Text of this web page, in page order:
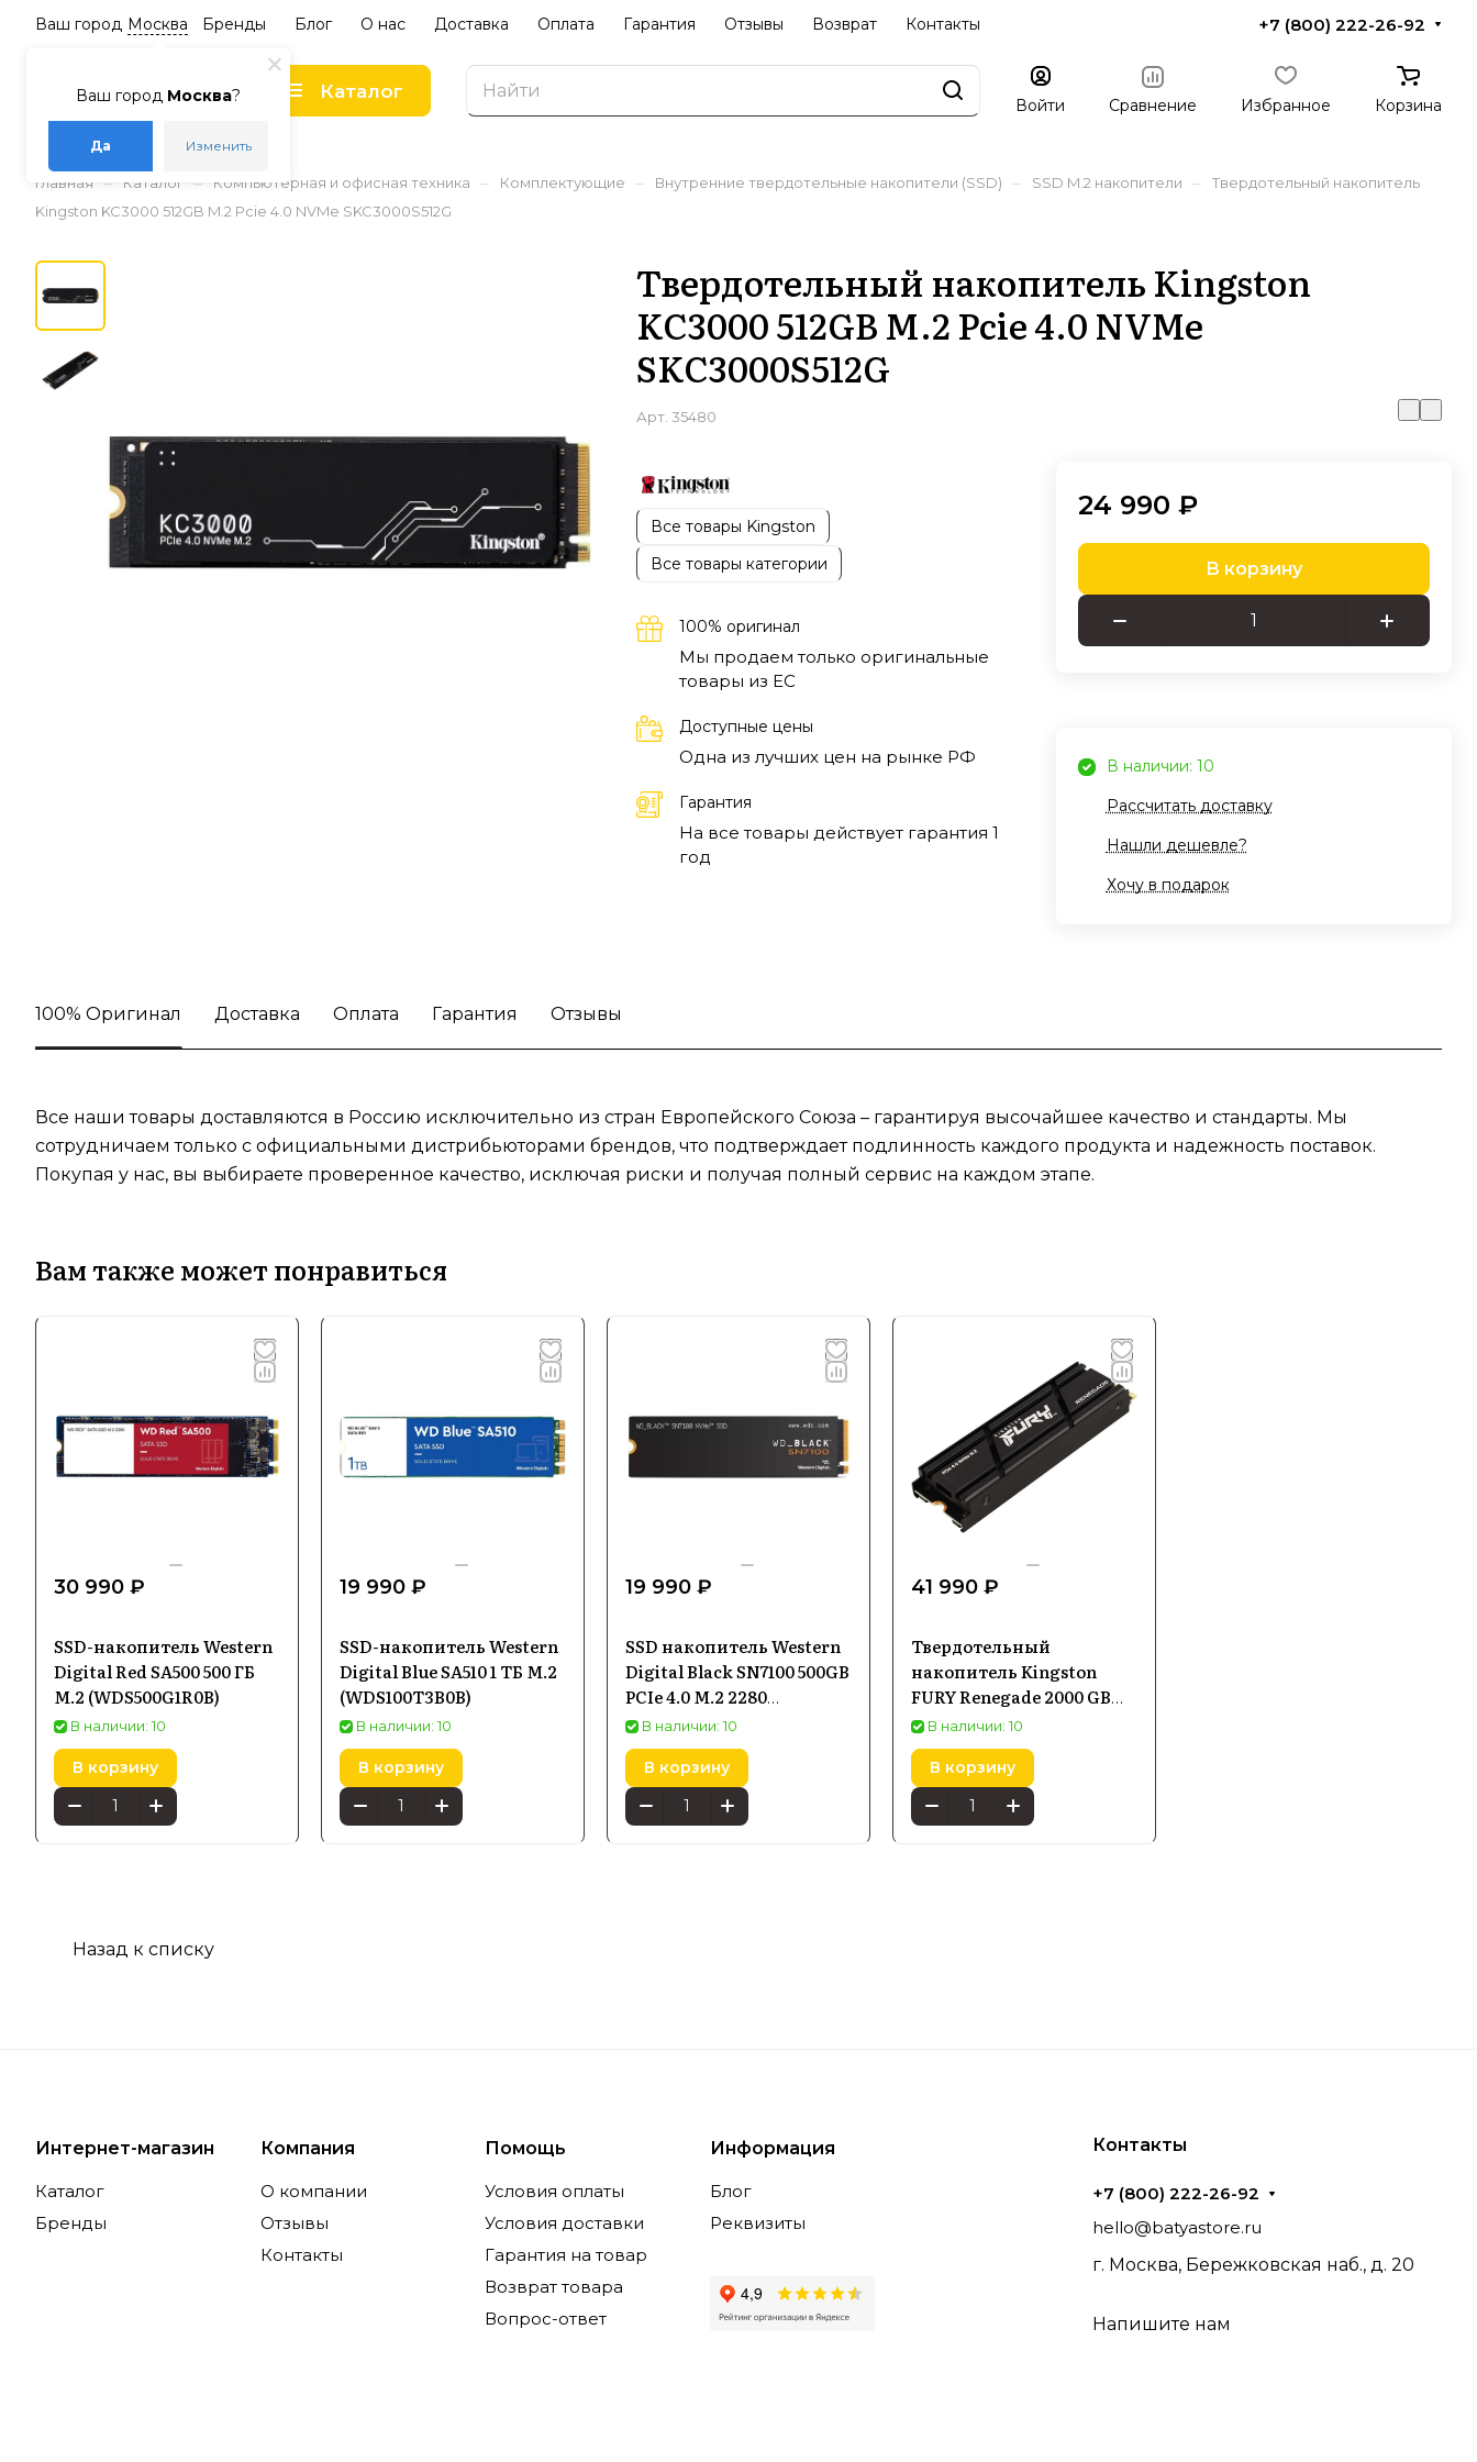
Ваш город Москва?
Да Изменить
Ваш город Москва Бренды Блог О нас Доставка Оплата Гарантия Отзывы Возврат Контакты +7 (800) 222-26-92
Каталог
Войти Сравнение Избранное Корзина
Главная – Каталог – Компьютерная и офисная техника – Комплектующие – Внутренние твердотельные накопители (SSD) – SSD M.2 накопители –
Твердотельный накопитель
Kingston KC3000 512GB M.2 Pcie 4.0 NVMe SKC3000S512G
Твердотельный накопитель Kingston
KC3000 512GB M.2 Pcie 4.0 NVMe
SKC3000S512G
Арт. 35480
Все товары Kingston
Все товары категории
100% оригинал
Мы продаем только оригинальные
товары из EC
Доступные цены
Одна из лучших цен на рынке РФ
Гарантия
На все товары действует гарантия 1
год
24 990 ₽
В корзину
В наличии: 10
Рассчитать доставку
Нашли дешевле?
Хочу в подарок
100% Оригинал Доставка Оплата Гарантия Отзывы
Все наши товары доставляются в Россию исключительно из стран Европейского Союза – гарантируя высочайшее качество и стандарты. Мы
сотрудничаем только с официальными дистрибьюторами брендов, что подтверждает подлинность каждого продукта и надежность поставок.
Покупая у нас, вы выбираете проверенное качество, исключая риски и получая полный сервис на каждом этапе.
Вам также может понравиться
30 990 ₽
SSD-накопитель Western
Digital Red SA500 500 ГБ
M.2 (WDS500G1R0B)
В наличии: 10
В корзину
19 990 ₽
SSD-накопитель Western
Digital Blue SA510 1 ТБ M.2
(WDS100T3B0B)
В наличии: 10
В корзину
19 990 ₽
SSD накопитель Western
Digital Black SN7100 500GB
PCIe 4.0 M.2 2280
(WDS500G4X0E00CJA0)
В наличии: 10
В корзину
41 990 ₽
Твердотельный
накопитель Kingston
FURY Renegade 2000 GB
M.2 SFYRDK2000G
В наличии: 10
В корзину
Назад к списку
Интернет-магазин
Каталог
Бренды
Компания
О компании
Отзывы
Контакты
Помощь
Условия оплаты
Условия доставки
Гарантия на товар
Возврат товара
Вопрос-ответ
Информация
Блог
Реквизиты
Контакты
+7 (800) 222-26-92
hello@batyastore.ru
г. Москва, Бережковская наб., д. 20
Напишите нам